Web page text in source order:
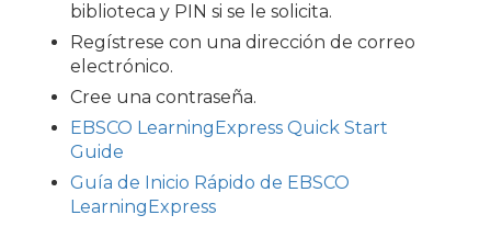
biblioteca y PIN si se le solicita.
Regístrese con una dirección de correo
electrónico.
Cree una contraseña.
EBSCO LearningExpress Quick Start
Guide
Guía de Inicio Rápido de EBSCO
LearningExpress